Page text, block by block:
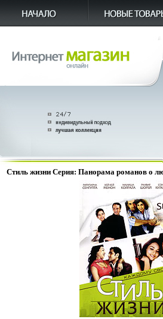
Стиль жизни Серия: Панорама романов о